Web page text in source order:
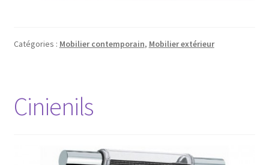
Catégories : Mobilier contemporain, Mobilier extérieur
Cinienils